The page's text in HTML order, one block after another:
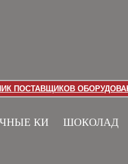
ПОСТАВЩИКОВ
КИ ШОКОЛАД